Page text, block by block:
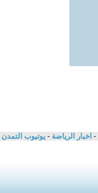
- اخبار الرياضة - يوتيوب التمدن